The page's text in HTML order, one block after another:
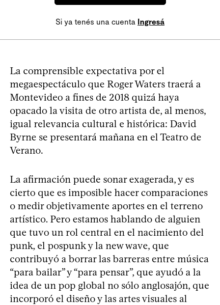
Si ya tenés una cuenta Ingresá
La comprensible expectativa por el
megaespectáculo que Roger Waters traerá a
Montevideo a fines de 2018 quizá haya
opacado la visita de otro artista de, al menos,
igual relevancia cultural e histórica: David
Byrne se presentará mañana en el Teatro de
Verano.
La afirmación puede sonar exagerada, y es
cierto que es imposible hacer comparaciones
o medir objetivamente aportes en el terreno
artístico. Pero estamos hablando de alguien
que tuvo un rol central en el nacimiento del
punk, el pospunk y la new wave, que
contribuyó a borrar las barreras entre música
“para bailar” y “para pensar”, que ayudó a la
idea de un pop global no sólo anglosajón, que
incorporó el diseño y las artes visuales al